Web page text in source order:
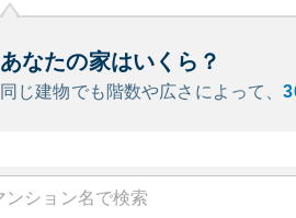
あなたの家はいくら？
同じ建物でも階数や広さによって、